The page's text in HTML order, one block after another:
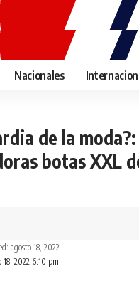
Nacionales
de la
botas XXL
2022 6:10 pm
agosto 18, 2022